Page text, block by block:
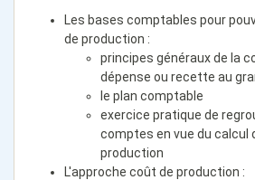
Les bases comptables pour
de production :
principes généraux de la
dépense ou recette au
le plan comptable
exercice pratique de
comptes en vue du calcul
production
L'approche coût de production :